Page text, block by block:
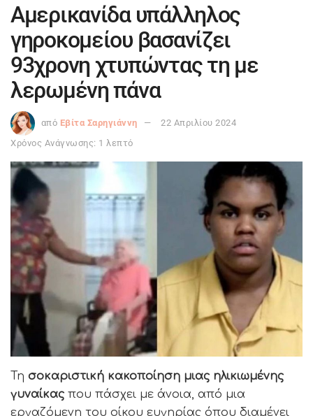
Αμερικανίδα υπάλληλος
γηροκομείου βασανίζει
93χρονη χτυπώντας τη με
λερωμένη πάνα
από Εβίτα Σαρηγιάννη
22 Απριλίου 2024
Χρόνος Ανάγνωσης: 1 λεπτό
Τη σοκαριστική κακοποίηση μιας ηλικιωμένης
γυναίκας που πάσχει με άνοια, από μια
εργαζόμενη του οίκου ευγηρίας όπου διαμένει